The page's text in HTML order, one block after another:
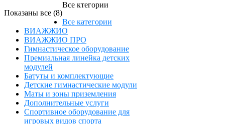
Показаны все (8)
Все ктегории
Все категории
ВИАЖЖИО
ВИАЖЖИО ПРО
Гимнастическое оборудование
Премиальная линейка детских
модулей
Батуты и комплектующие
Детские гимнастические модули
Маты и зоны приземления
Дополнительные услуги
Спортивное оборудование для
игровых видов спорта